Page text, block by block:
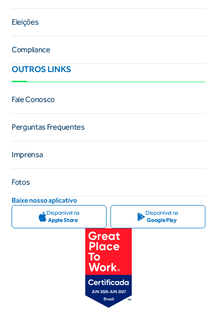
Eleições
Compliance
OUTROS LINKS
Fale Conosco
Perguntas Frequentes
Imprensa
Fotos
Baixe nosso aplicativo
Disponível na
Apple Store
Disponível na
Google Play